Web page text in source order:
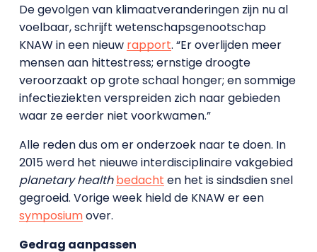
De gevolgen van klimaatveranderingen zijn nu al
voelbaar, schrijft wetenschapsgenootschap
KNAW in een nieuw rapport. “Er overlijden meer
mensen aan hittestress; ernstige droogte
veroorzaakt op grote schaal honger; en sommige
infectieziekten verspreiden zich naar gebieden
waar ze eerder niet voorkwamen.”
Alle reden dus om er onderzoek naar te doen. In
2015 werd het nieuwe interdisciplinaire vakgebied
planetary health bedacht en het is sindsdien snel
gegroeid. Vorige week hield de KNAW er een
symposiumover.
Gedrag aanpassen